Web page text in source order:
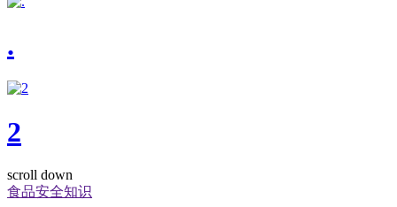
.
2
scroll down
食品安全知识